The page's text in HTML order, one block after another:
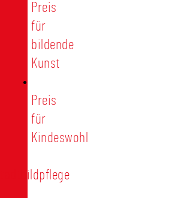
Preis
für
bildende
Kunst
Preis
für
Kindeswohl
Stadtbildpflege